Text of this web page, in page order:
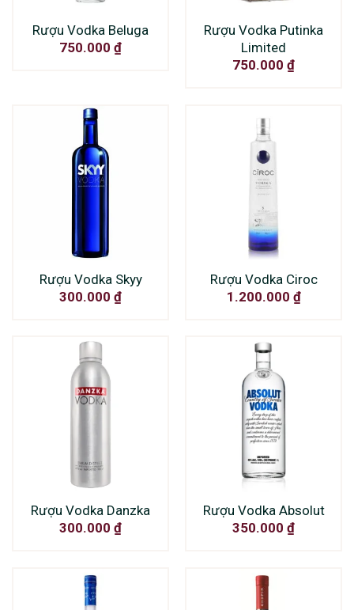
Rượu Vodka Beluga
750.000 ₫
Rượu Vodka Putinka
Limited
750.000 ₫
Rượu Vodka Skyy
300.000 ₫
Rượu Vodka Ciroc
1.200.000 ₫
Rượu Vodka Danzka
300.000 ₫
Rượu Vodka Absolut
350.000 ₫